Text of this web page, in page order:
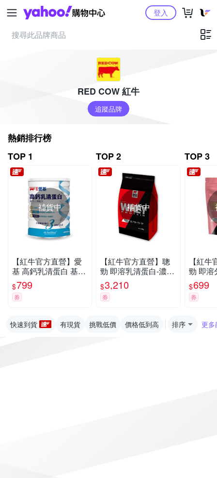
Yahoo購物中心登入
RED COW 紅牛
追蹤品牌
熱銷排行榜
TOP 1
補貨中
【紅牛官方直營】愛
基 高鈣乳清蛋白 基力
三效配方(原味無加糖)
630g
$799
券
TOP 2
補貨中
【紅牛官方直營】聰
勁 即溶乳清蛋白-濃情
巧克力風味(3公斤)
$3,210
券
TOP 3
【紅
勁 即溶
500g
$699
券
快速到貨 有現貨 挑戰低價 價格低到高 排序 更多